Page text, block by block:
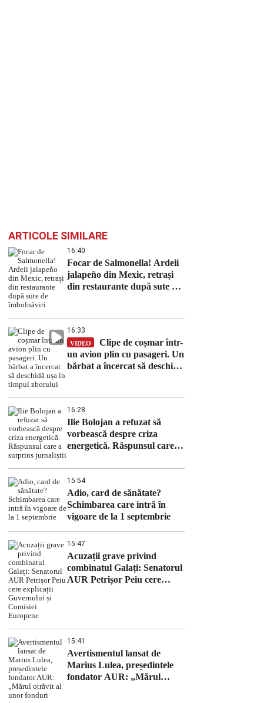
ARTICOLE SIMILARE
16:40
Focar de Salmonella! Ardeii
jalapeño din Mexic, retrași
din restaurante după sute de
16:33
VIDEO
Clipe de coșmar într-
un avion plin cu pasageri. Un
bărbat a încercat să deschidă
16:28
Ilie Bolojan a refuzat să
vorbească despre criza
energetică. Răspunsul care a
15:54
Adio, card de sănătate?
Schimbarea care intră în
vigoare de la 1 septembrie
15:47
Acuzații grave privind
combinatul Galați: Senatorul
AUR Petrișor Peiu cere
15:41
Avertismentul lansat de
Marius Lulea, președintele
fondator AUR: „Mărul